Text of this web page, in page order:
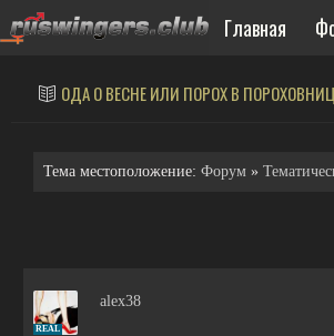
Главная
Это интересно
ОДА О ВЕСНЕ ИЛИ ПОРОХ В
Тема местоположение: Форум »
REAL
alex38